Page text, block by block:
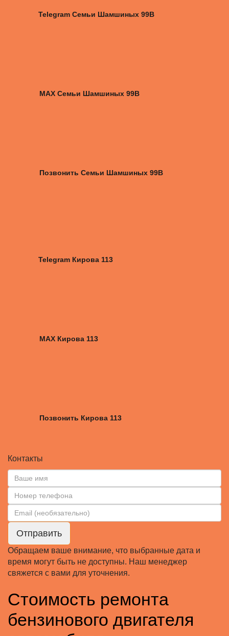
Telegram Семьи Шамшиных 99В
MAX Семьи Шамшиных 99В
Позвонить Семьи Шамшиных 99В
Telegram Кирова 113
MAX Кирова 113
Позвонить Кирова 113
Контакты
Отправить
Обращаем ваше внимание, что выбранные дата и
время могут быть не доступны. Наш менеджер
свяжется с вами для уточнения.
Стоимость ремонта
бензинового двигателя